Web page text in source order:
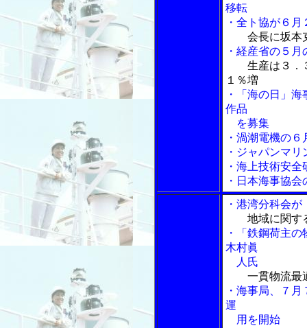
移転
・全ト協が６
会長に坂本
・経産省の５
生産は３．
１％増
・「海の日」
作品
を募集
・渦潮電機の
・ジャパンマ
・海上技術安
・日本海事協
・港湾分科会
地域に関す
・「鉄鋼荷主
木村眞
人氏
一貫物流最
・海事局、７
運
用を開始